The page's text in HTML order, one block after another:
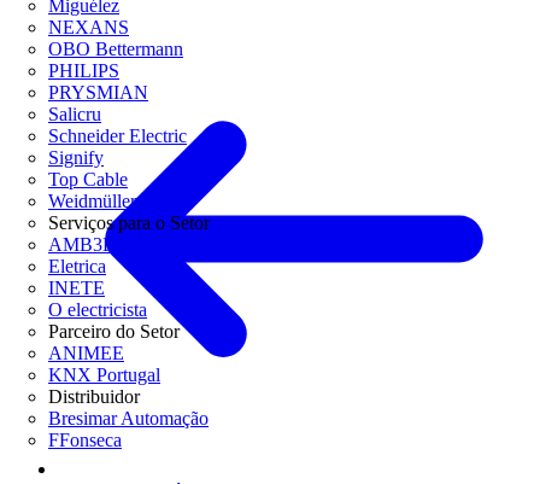
Miguélez
NEXANS
OBO Bettermann
PHILIPS
PRYSMIAN
Salicru
Schneider Electric
Signify
Top Cable
Weidmüller
Serviços para o Setor
AMB3E
Eletrica
INETE
O electricista
Parceiro do Setor
ANIMEE
KNX Portugal
Distribuidor
Bresimar Automação
FFonseca